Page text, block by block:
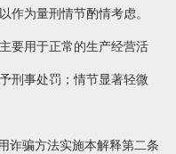
作为量刑情节酌情考虑。
用于正常的生产经营活
刑事处罚；情节显著轻微
骗方法实施本解释第二条